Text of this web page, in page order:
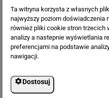
Fototapeta
Ta witryna korzysta z własnych
najwyższy poziom doświadczenia
również pliki cookie stron trzecich
analizy a nastepnie wyświetlania
preferencjami na podstawie
nawigacji.
Dostosuj